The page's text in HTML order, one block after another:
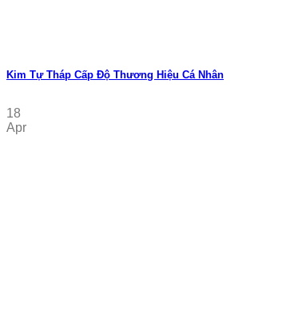
Kim Tự Tháp Cấp Độ Thương Hiệu Cá Nhân
18
Apr